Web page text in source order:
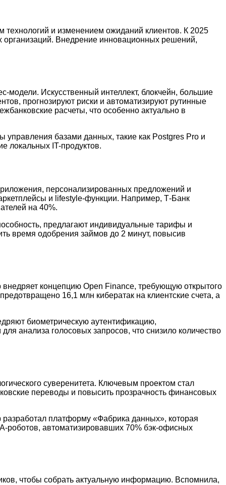
и изменением ожиданий клиентов. К 2025
Внедрение инновационных решений,
модели. Искусственный интеллект, блокчейн, большие
прогнозируют риски и автоматизируют рутинные
расчеты, что особенно актуально в
базами данных, такие как Postgres Pro и
локальных IT-продуктов.
персонализированных предложений и
и lifestyle-функции. Например, Т-Банк
на 40%.
предлагают индивидуальные тарифы и
время одобрения займов до 2 минут, повысив
концепцию Open Finance, требующую открытого
16,1 млн кибератак на клиентские счета, а
биометрическую аутентификацию,
анализа голосовых запросов, что снизило количество
суверенитета. Ключевым проектом стал
переводы и повысить прозрачность финансовых
платформу «Фабрика данных», которая
роботов, автоматизировавших 70% бэк-офисных
чтобы собрать актуальную информацию. Вспомнила,